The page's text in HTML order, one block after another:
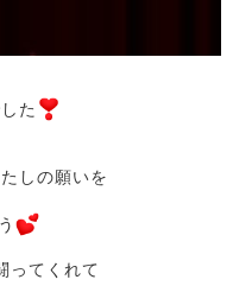
た
しの願いを
ってくれて